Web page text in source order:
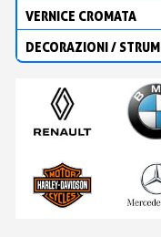
VERNICE CROMATA
DECORAZIONI /